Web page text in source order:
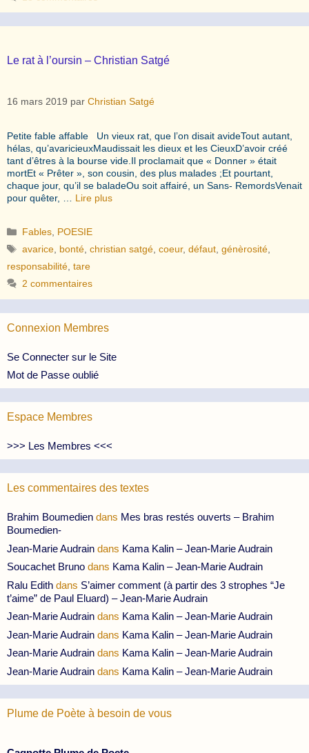
Le rat à l’oursin – Christian Satgé
16 mars 2019 par Christian Satgé
Petite fable affable Un vieux rat, que l’on disait avideTout autant,
hélas, qu’avaricieuxMaudissait les dieux et les CieuxD’avoir créé
tant d’êtres à la bourse vide.Il proclamait que « Donner » était
mortEt « Prêter », son cousin, des plus malades ;Et pourtant,
chaque jour, qu’il se baladeOu soit affairé, un Sans- RemordsVenait
pour quêter, … Lire plus
Catégories
Fables POESIE
Étiquettes
avarice bonté ,christian satgé ,coeur,défaut ,génèrosité
responsabilité tare
2 commentaires
Connexion Membres
Se Connecter sur le Site
Mot de Passe oublié
Espace Membres
>>> Les Membres <<<
Les commentaires des textes
Brahim Boumedien dans Mes bras restés ouverts – Brahim
Boumedien-
Jean-Marie Audrain dans Kama Kalin – Jean-Marie Audrain
Soucachet Bruno dans Kama Kalin – Jean-Marie Audrain
Ralu Edith dans S’aimer comment (à partir des 3 strophes “Je
t’aime” de Paul Eluard) – Jean-Marie Audrain
Jean-Marie Audrain dans Kama Kalin – Jean-Marie Audrain
Jean-Marie Audrain dans Kama Kalin – Jean-Marie Audrain
Jean-Marie Audrain dans Kama Kalin – Jean-Marie Audrain
Jean-Marie Audrain dans Kama Kalin – Jean-Marie Audrain
Plume de Poète à besoin de vous